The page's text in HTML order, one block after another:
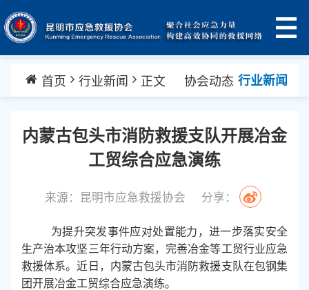
首页 行业新闻 正文 协会动态 行业新闻
内蒙古包头市消防救援支队开展冶金
工贸综合应急演练
来源：昆明市应急救援协会 分享：
为提升突发事件应对处置能力，进一步落实安全
生产治本攻坚三年行动方案，完善冶金等工贸行业应急
救援体系。近日，内蒙古包头市消防救援支队在包钢集
团开展冶金工贸综合应急演练。